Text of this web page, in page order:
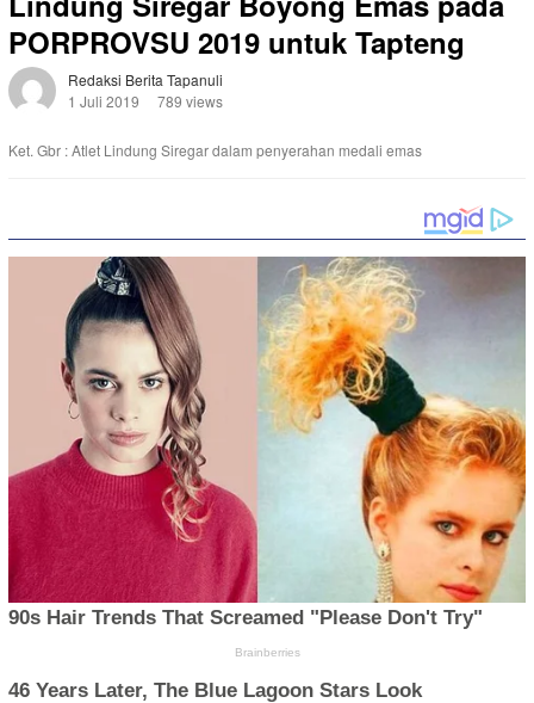
PORPROVSU 2019 untuk Tapteng
Redaksi Berita Tapanuli
1 Juli 2019
789 views
Ket. Gbr : Atlet Lindung Siregar dalam penyerahan medali emas